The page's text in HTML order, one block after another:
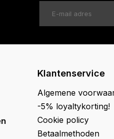
Klantenservice
Algemene
-5% loyaltykorting!
Cookie policy
Betaalmethoden